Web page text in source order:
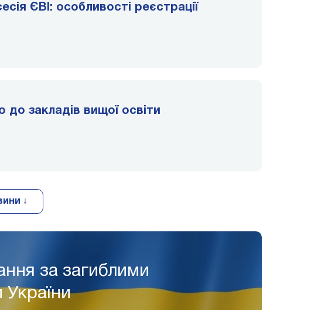
ЄВІ: особливості реєстрації
закладів вищої освіти
↓
за загиблими
України